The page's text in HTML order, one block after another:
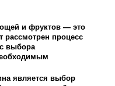
и фруктов — это
рассмотрен процесс
выбора
является выбор